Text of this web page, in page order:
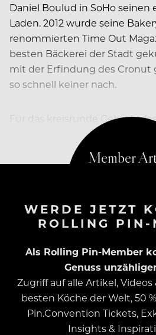
Daniel Boulud in SoHo seinen
Laden. 2012 wurde seine
renommierten Time Out
besten Bäckerei der Stadt
mit der Erfindung des Cronut
so schnell keiner nach.
Für das kreisrunde Gebäck, das
WERDE JETZT
ROLLING PIN-
Als Rolling Pin-Member
Genuss
Zugriff auf alle Artikel, Videos
besten Köche der Welt, 50
Pin.Convention Tickets,
Insights &